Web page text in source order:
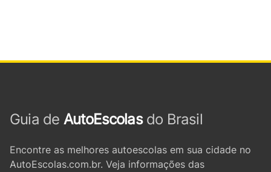
Guia de AutoEscolasdo Brasil
Encontre as melhores autoescolas em sua cidade no
AutoEscolas.com.br. Veja informações das